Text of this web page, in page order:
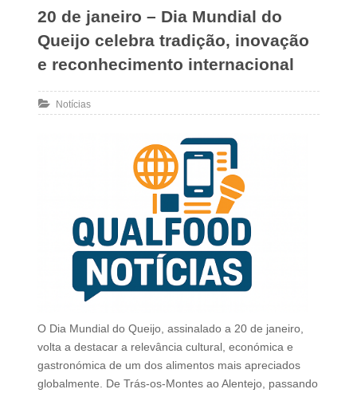
20 de janeiro – Dia Mundial do
Queijo celebra tradição, inovação
e reconhecimento internacional
Notícias
O Dia Mundial do Queijo, assinalado a 20 de janeiro,
volta a destacar a relevância cultural, económica e
gastronómica de um dos alimentos mais apreciados
globalmente. De Trás‑os‑Montes ao Alentejo, passando